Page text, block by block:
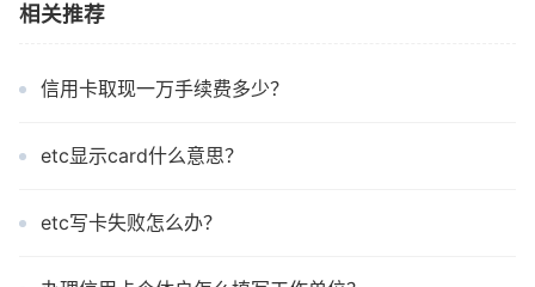
相关推荐
信用卡取现一万手续费多少？
etc显示card什么意思？
etc写卡失败怎么办？